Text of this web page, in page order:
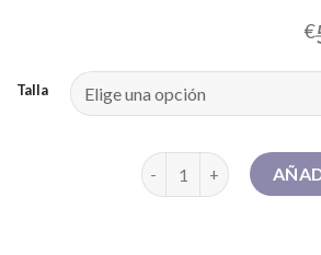
€
Talla
botas rojas cantidad